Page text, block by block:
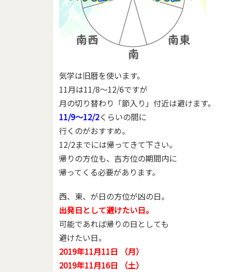
気学は旧暦を使います。
11月は11/8～12/6ですが
月の切り替わり「節入り」付近は避けます。
11/9～12/2くらいの間に
行くのがおすすめ。
12/2までには帰ってきて下さい。
帰りの方位も、吉方位の期間内に
帰ってくる必要があります。
西、東、が日の方位が凶の日。
出発日として避けたい日。
可能であれば帰りの日としても
避けたい日。
2019年11月11日 （月）
2019年11月16日 （土）